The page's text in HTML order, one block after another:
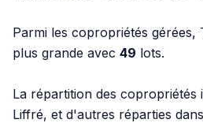
Parmi les copropriétés gérées,
plus grande avec 49 lots.
La répartition des copropriétés
Liffré, et d'autres réparties